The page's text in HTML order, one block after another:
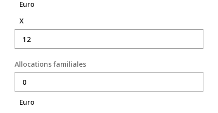
Euro
X
Allocations familiales
Euro